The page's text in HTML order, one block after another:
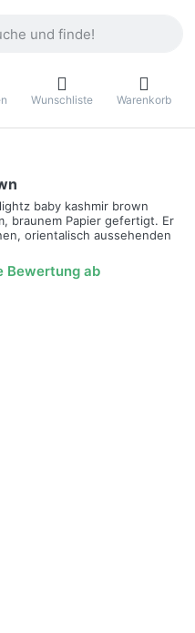
Wunschliste Warenkorb
baby kashmir brown
braunem Papier gefertigt. Er
orientalisch aussehenden
Bewertung ab